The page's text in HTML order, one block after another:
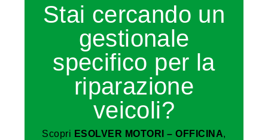
Stai cercando un
gestionale
specifico per la
riparazione
veicoli?
Scopri ESOLVER MOTORI – OFFICINA,